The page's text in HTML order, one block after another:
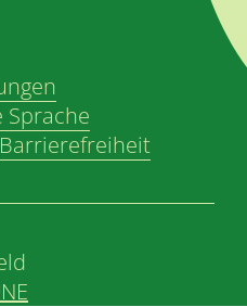
Sprache
Barrierefreiheit